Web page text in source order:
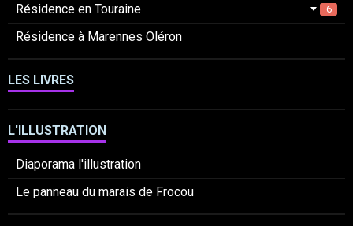
Résidence en Touraine 6
Résidence à Marennes Oléron
LES LIVRES
L'ILLUSTRATION
Diaporama l'illustration
Le panneau du marais de Frocou